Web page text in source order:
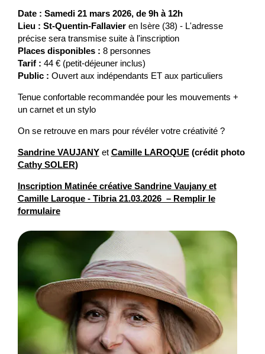
Date : Samedi 21 mars 2026, de 9h à 12h
Lieu : St-Quentin-Fallavieren Isère (38) - L'adresse
précise sera transmise suite à l'inscription
Places disponibles : 8 personnes
Tarif : 44 € (petit-déjeuner inclus)
Public : Ouvert aux indépendants ET aux particuliers
Tenue confortable recommandée pour les mouvements +
un carnet et un stylo
On se retrouve en mars pour révéler votre créativité ?
Sandrine VAUJANYet Camille LAROQUE(crédit photo
Cathy SOLER)
Inscription Matinée créative Sandrine Vaujany et
Camille Laroque - Tibria 21.03.2026 – Remplir le
formulaire